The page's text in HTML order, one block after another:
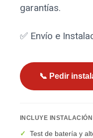
garantías.
✅ Envío e
📞 Pedir
INCLUYE
✓ Test de batería y